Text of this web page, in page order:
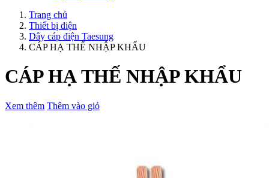
Trang chủ
Thiết bị điện
Dây cáp điện Taesung
CÁP HẠ THẾ NHẬP KHẨU
CÁP HẠ THẾ NHẬP KHẨU
Xem thêm Thêm vào giỏ